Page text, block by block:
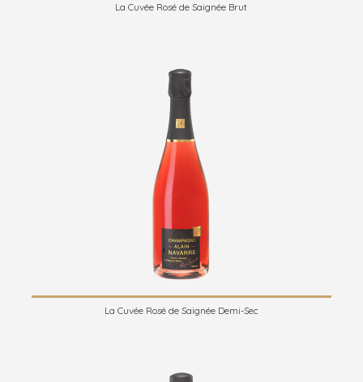
La Cuvée Rosé de Saignée Brut
La Cuvée Rosé de Saignée Demi-Sec